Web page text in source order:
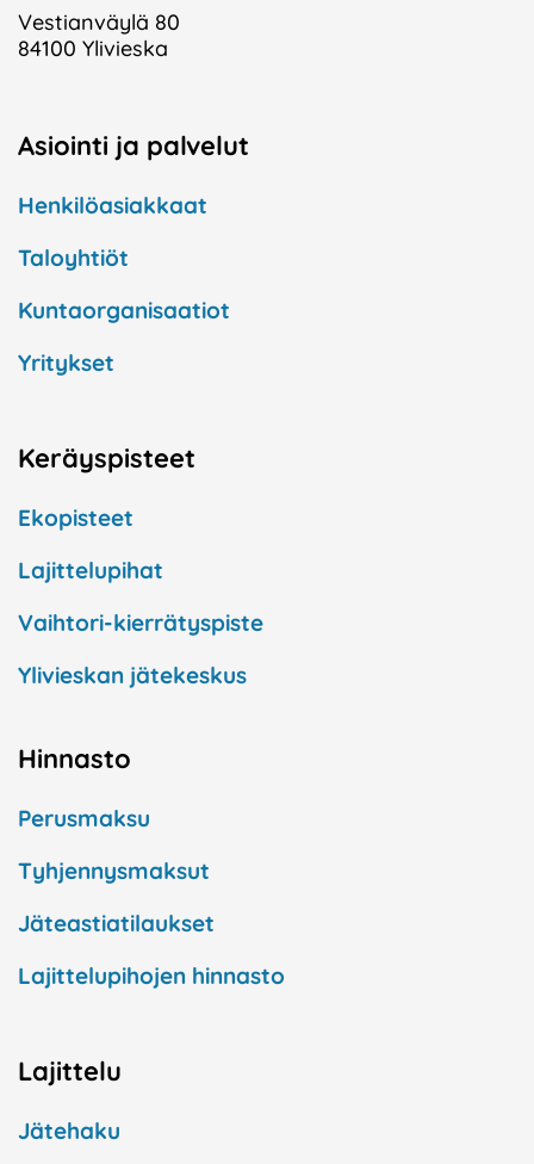
Vestianväylä 80
84100 Ylivieska
Asiointi ja palvelut
Henkilöasiakkaat
Taloyhtiöt
Kuntaorganisaatiot
Yritykset
Keräyspisteet
Ekopisteet
Lajittelupihat
Vaihtori-kierrätyspiste
Ylivieskan jätekeskus
Hinnasto
Perusmaksu
Tyhjennysmaksut
Jäteastiatilaukset
Lajittelupihojen hinnasto
Lajittelu
Jätehaku